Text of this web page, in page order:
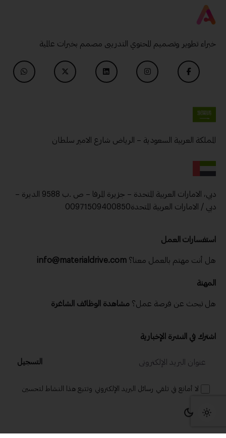
خبراء تطوير وتصميم المحتوي التدريبى مصمم بخبرات عالمية
المملكة العربية السعودية – الرياض شارع الامير سلطان
دبي، الامارات العربية المتحدة – جزيرة المرفا – ص .ب 9588 الديرة –
دبي / الامارات العربية المتحدة00971509400850
استفسارات العمل
هل أنت مهتم بالعمل معنا؟ info@materialdrive.com
المهنة
هل تبحث عن فرصة عمل؟ مشاهدة الوظائف الشاغرة
اشترك في النشرة الإخبارية
التسجيل
لا أمانع في تلقي رسائل البريد الإلكتروني وتتبع هذا النشاط لتحسين